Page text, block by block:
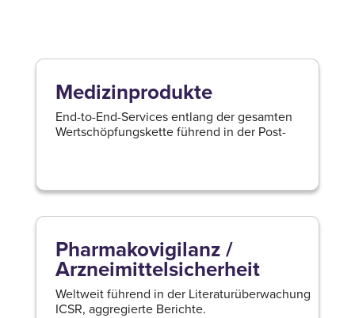
Medizinprodukte
End-to-End-Services entlang der gesamten
Wertschöpfungskette führend in der Post-
Pharmakovigilanz /
Arzneimittelsicherheit
Weltweit führend in der Literaturüberwachung
ICSR, aggregierte Berichte.